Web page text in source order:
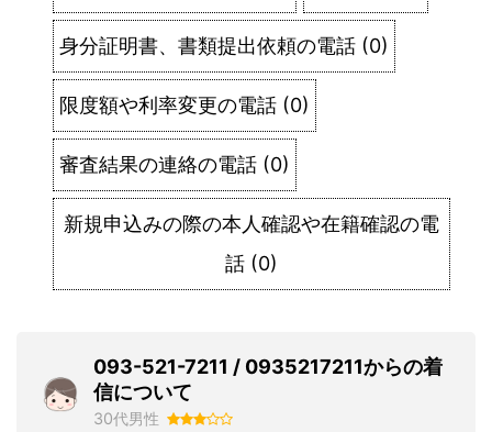
身分証明書、書類提出依頼の電話 (0)
限度額や利率変更の電話 (0)
審査結果の連絡の電話 (0)
新規申込みの際の本人確認や在籍確認の電
話 (0)
093-521-7211 / 0935217211からの着
信について
30代男性